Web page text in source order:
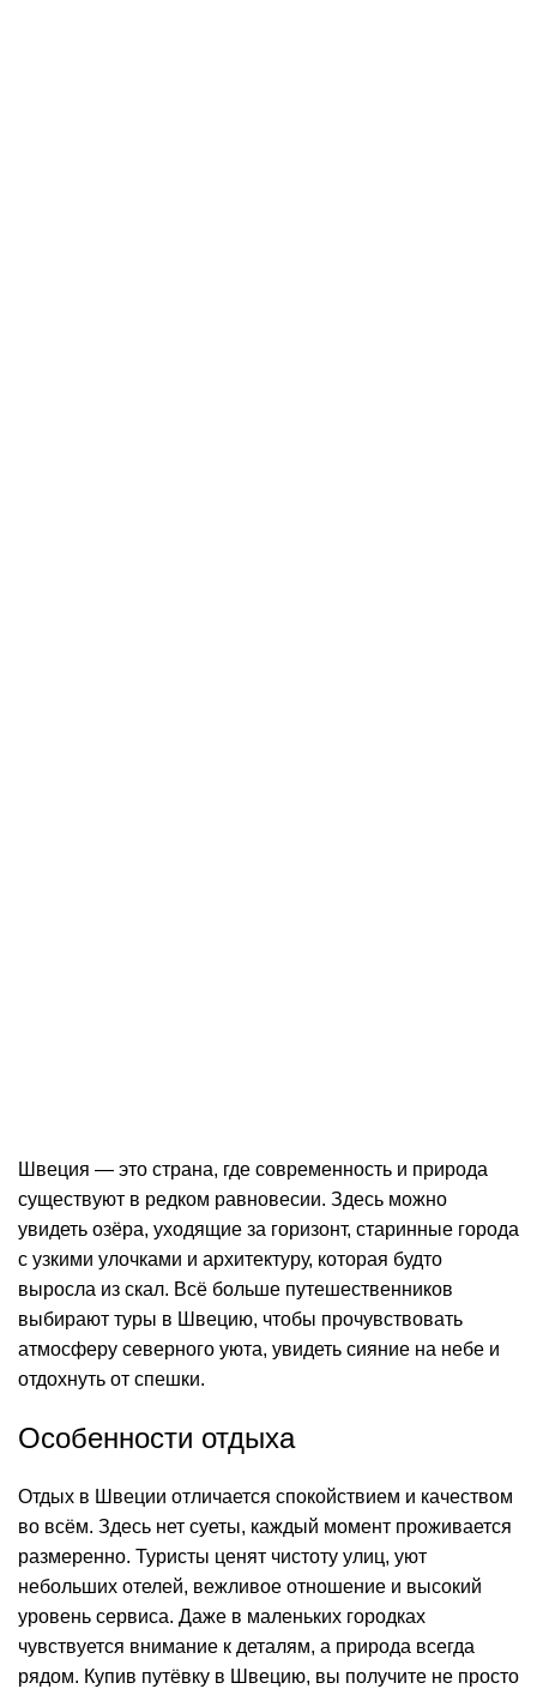
Швеция — это страна, где современность и природа
существуют в редком равновесии. Здесь можно
увидеть озёра, уходящие за горизонт, старинные города
с узкими улочками и архитектуру, которая будто
выросла из скал. Всё больше путешественников
выбирают туры в Швецию, чтобы прочувствовать
атмосферу северного уюта, увидеть сияние на небе и
отдохнуть от спешки.
Особенности отдыха
Отдых в Швеции отличается спокойствием и качеством
во всём. Здесь нет суеты, каждый момент проживается
размеренно. Туристы ценят чистоту улиц, уют
небольших отелей, вежливое отношение и высокий
уровень сервиса. Даже в маленьких городках
чувствуется внимание к деталям, а природа всегда
рядом. Купив путёвку в Швецию, вы получите не просто